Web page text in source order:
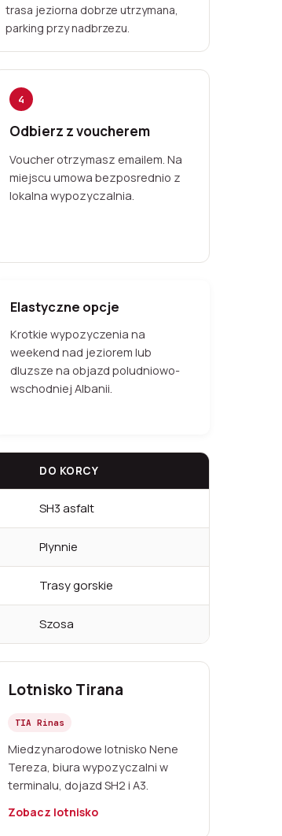
trasa jeziorna dobrze utrzymana,
parking przy nadbrzezu.
4
Odbierz z voucherem
Voucher otrzymasz emailem. Na
miejscu umowa bezposrednio z
lokalna wypozyczalnia.
Elastyczne opcje
Krotkie wypozyczenia na
weekend nad jeziorem lub
dluzsze na objazd poludniowo-
wschodniej Albanii.
DO KORCY
SH3 asfalt
Plynnie
Trasy gorskie
Szosa
Lotnisko Tirana
TIA Rinas
Miedzynarodowe lotnisko Nene
Tereza, biura wypozyczalni w
terminalu, dojazd SH2 i A3.
Zobacz lotnisko